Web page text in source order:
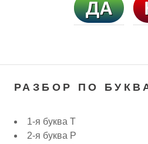
РАЗБОР ПО
1-я буква Т
2-я буква Р